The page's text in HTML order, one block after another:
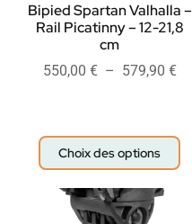
Bipied Spartan Valhalla –
Rail Picatinny – 12-21,8
cm
550,00 € – 579,90 €
Choix des options